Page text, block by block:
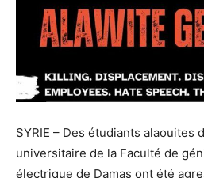
SYRIE – Des étudiants alaouites
universitaire de la Faculté de
électrique de Damas ont été